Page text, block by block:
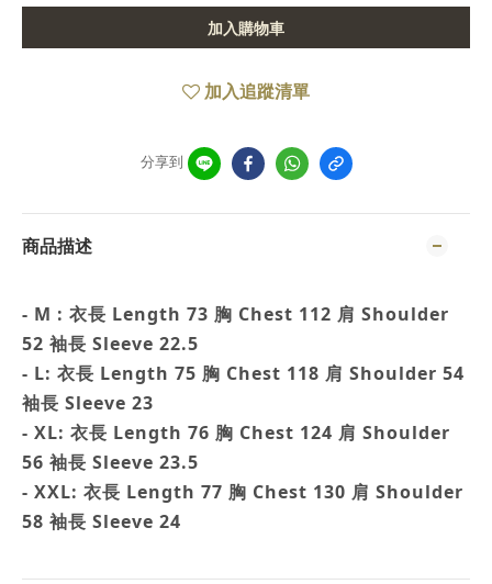
加入購物車
加入追蹤清單
分享到
商品描述
- M : 衣長 Length 73 胸 Chest 112 肩 Shoulder
52 袖長 Sleeve 22.5
- L: 衣長 Length 75 胸 Chest 118 肩 Shoulder 54
袖長 Sleeve 23
- XL: 衣長 Length 76 胸 Chest 124 肩 Shoulder
56 袖長 Sleeve 23.5
- XXL: 衣長 Length 77 胸 Chest 130 肩 Shoulder
58 袖長 Sleeve 24